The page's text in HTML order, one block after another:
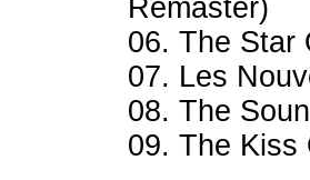
Remaster)
06. The Star
07. Les
08. The
09. The Kiss